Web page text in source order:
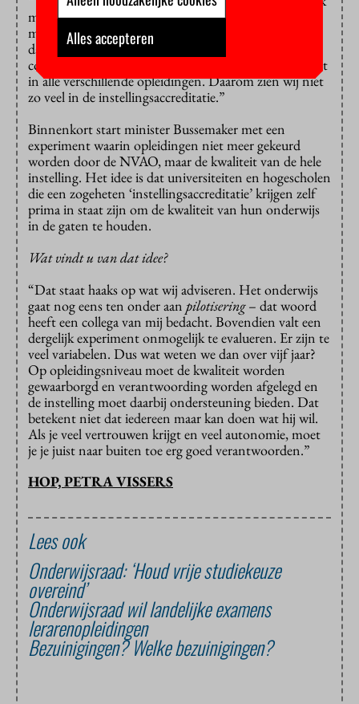
moeten maken wat hun strategische doelen zijn. Je
moet op opleidingsniveau bezig zijn met de inhoud,
dat moet niet gestandaardiseerd worden door het
college van bestuur. Die weten nauwelijks wat er speelt
in alle verschillende opleidingen. Daarom zien wij niet
zo veel in de instellingsaccreditatie.”
Binnenkort start minister Bussemaker met een
experiment waarin opleidingen niet meer gekeurd
worden door de NVAO, maar de kwaliteit van de hele
instelling. Het idee is dat universiteiten en hogescholen
die een zogeheten ‘instellingsaccreditatie’ krijgen zelf
prima in staat zijn om de kwaliteit van hun onderwijs
in de gaten te houden.
Wat vindt u van dat idee?
“Dat staat haaks op wat wij adviseren. Het onderwijs
gaat nog eens ten onder aan pilotisering– dat woord
heeft een collega van mij bedacht. Bovendien valt een
dergelijk experiment onmogelijk te evalueren. Er zijn te
veel variabelen. Dus wat weten we dan over vijf jaar?
Op opleidingsniveau moet de kwaliteit worden
gewaarborgd en verantwoording worden afgelegd en
de instelling moet daarbij ondersteuning bieden. Dat
betekent niet dat iedereen maar kan doen wat hij wil.
Als je veel vertrouwen krijgt en veel autonomie, moet
je je juist naar buiten toe erg goed verantwoorden.”
HOP, PETRA VISSERS
Lees ook
Onderwijsraad: ‘Houd vrije studiekeuze
overeind’
Onderwijsraad wil landelijke examens
lerarenopleidingen
Bezuinigingen? Welke bezuinigingen?
Alles accepteren